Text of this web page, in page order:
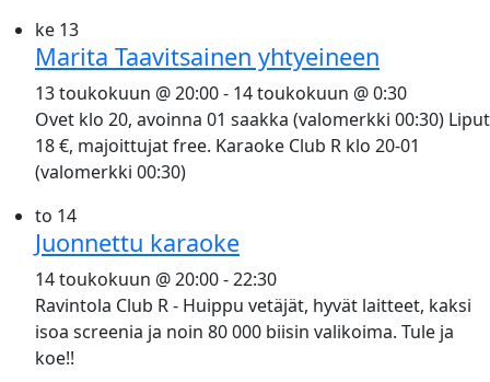
ke 13
Marita Taavitsainen yhtyeineen
13 toukokuun @ 20:00- 14 toukokuun @ 0:30
Ovet klo 20, avoinna 01 saakka (valomerkki 00:30) Liput
18 €, majoittujat free. Karaoke Club R klo 20-01
(valomerkki 00:30)
to 14
Juonnettu karaoke
14 toukokuun @ 20:00-22:30
Ravintola Club R - Huippu vetäjät, hyvät laitteet, kaksi
isoa screenia ja noin 80 000 biisin valikoima. Tule ja
koe!!